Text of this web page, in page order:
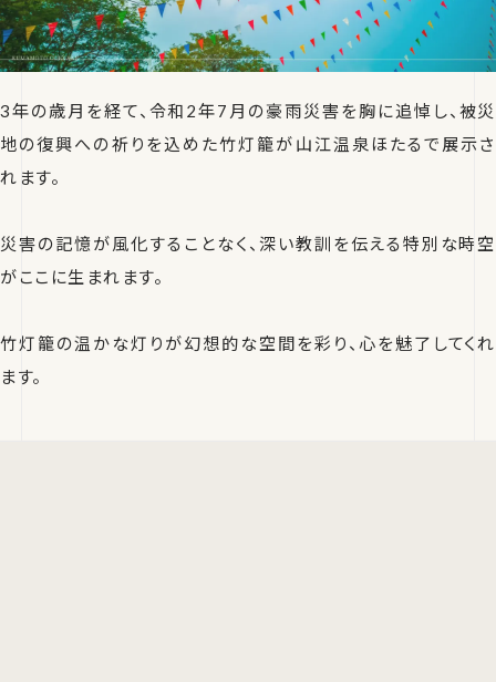
3年の歳月を経て、令和2年7月の豪雨災害を胸に追悼し、被災
地の復興への祈りを込めた竹灯籠が山江温泉ほたるで展示さ
れます。
災害の記憶が風化することなく、深い教訓を伝える特別な時空
がここに生まれます。
竹灯籠の温かな灯りが幻想的な空間を彩り、心を魅了してくれ
ます。